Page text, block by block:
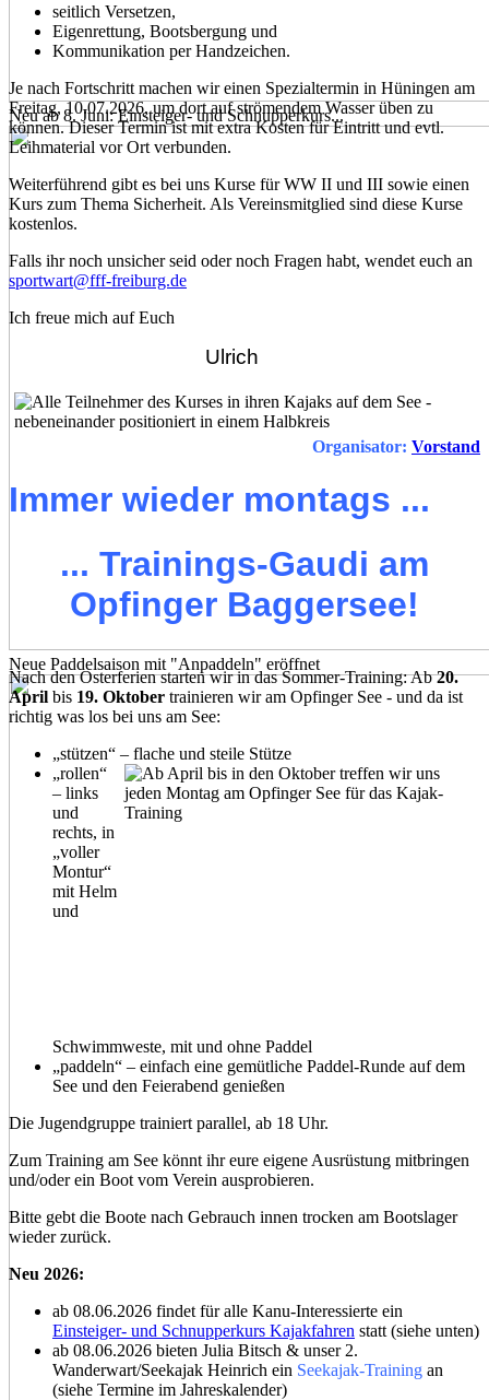
Neu ab 8. Juni: Einsteiger- und Schnupperkurs...
Neue Paddelsaison mit "Anpaddeln" eröffnet
seitlich Versetzen,
Eigenrettung, Bootsbergung und
Kommunikation per Handzeichen.
Je nach Fortschritt machen wir einen Spezialtermin in Hüningen am
Freitag, 10.07.2026, um dort auf strömendem Wasser üben zu
können. Dieser Termin ist mit extra Kosten für Eintritt und evtl.
Leihmaterial vor Ort verbunden.
Weiterführend gibt es bei uns Kurse für WW II und III sowie einen
Kurs zum Thema Sicherheit. Als Vereinsmitglied sind diese Kurse
kostenlos.
Falls ihr noch unsicher seid oder noch Fragen habt, wendet euch an
sportwart@fff-freiburg.de
Ich freue mich auf Euch
Ulrich
Organisator: Vorstand
Immer wieder montags ...
... Trainings-Gaudi am
Opfinger Baggersee!
Nach den Osterferien starten wir in das Sommer-Training: Ab20.
April bis 19. Oktober trainieren wir am Opfinger See - und da ist
richtig was los bei uns am See:
„stützen“ – flache und steile Stütze
„rollen“
– links
und
rechts, in
„voller
Montur“
mit Helm
und
Schwimmweste, mit und ohne Paddel
„paddeln“ – einfach eine gemütliche Paddel-Runde auf dem
See und den Feierabend genießen
Die Jugendgruppe trainiert parallel, ab 18 Uhr.
Zum Training am See könnt ihr eure eigene Ausrüstung mitbringen
und/oder ein Boot vom Verein ausprobieren.
Bitte gebt die Boote nach Gebrauch innen trocken am Bootslager
wieder zurück.
Neu 2026:
ab 08.06.2026 findet für alle Kanu-Interessierte ein
Einsteiger- und Schnupperkurs Kajakfahren statt (siehe unten)
ab 08.06.2026 bieten Julia Bitsch & unser 2.
Wanderwart/Seekajak Heinrich ein Seekajak-Training an
(siehe Termine im Jahreskalender)